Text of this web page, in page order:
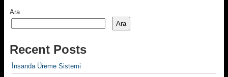
Ara
Ara
Recent Posts
İnsanda Üreme Sistemi